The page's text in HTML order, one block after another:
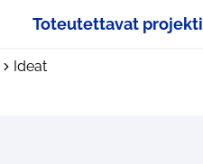
Toteutettavat
Ideat